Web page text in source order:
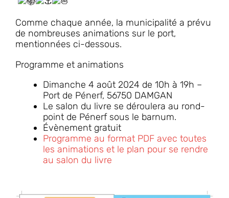
Comme chaque année, la municipalité a prévu
de nombreuses animations sur le port,
mentionnées ci-dessous.
Programme et animations
Dimanche 4 août 2024 de 10h à 19h –
Port de Pénerf, 56750 DAMGAN
Le salon du livre se déroulera au rond-
point de Pénerf sous le barnum.
Évènement gratuit
Programme au format PDF avec toutes
les animations et le plan pour se rendre
au salon du livre